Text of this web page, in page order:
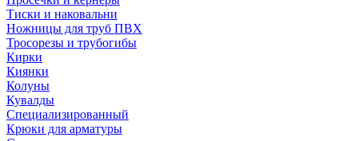
Тиски и наковальни
Ножницы для труб ПВХ
Тросорезы и трубогибы
Кирки
Киянки
Колуны
Кувалды
Специализированный
Крюки для арматуры